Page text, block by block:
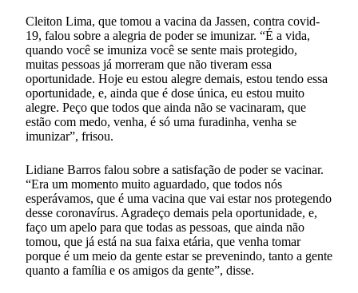
Cleiton Lima, que tomou a vacina da Jassen, contra covid-
19, falou sobre a alegria de poder se imunizar. “É a vida,
quando você se imuniza você se sente mais protegido,
muitas pessoas já morreram que não tiveram essa
oportunidade. Hoje eu estou alegre demais, estou tendo essa
oportunidade, e, ainda que é dose única, eu estou muito
alegre. Peço que todos que ainda não se vacinaram, que
estão com medo, venha, é só uma furadinha, venha se
imunizar”, frisou.
Lidiane Barros falou sobre a satisfação de poder se vacinar.
“Era um momento muito aguardado, que todos nós
esperávamos, que é uma vacina que vai estar nos protegendo
desse coronavírus. Agradeço demais pela oportunidade, e,
faço um apelo para que todas as pessoas, que ainda não
tomou, que já está na sua faixa etária, que venha tomar
porque é um meio da gente estar se prevenindo, tanto a gente
quanto a família e os amigos da gente”, disse.